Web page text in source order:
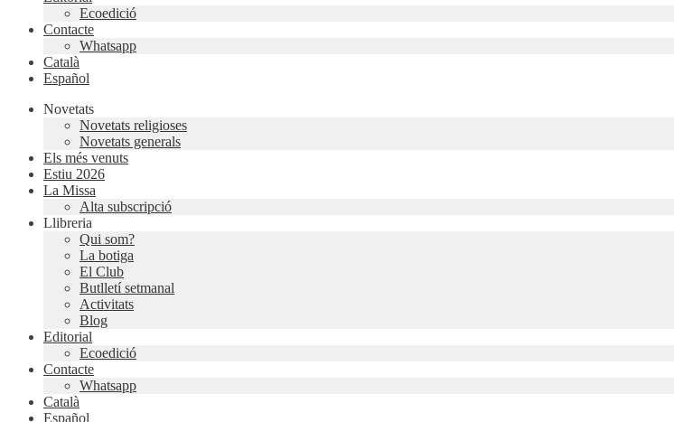
Ecoedició
Contacte
Whatsapp
Català
Español
Novetats
Novetats religioses
Novetats generals
Els més venuts
Estiu 2026
La Missa
Alta subscripció
Llibreria
Qui som?
La botiga
El Club
Butlletí setmanal
Activitats
Blog
Editorial
Ecoedició
Contacte
Whatsapp
Català
Español